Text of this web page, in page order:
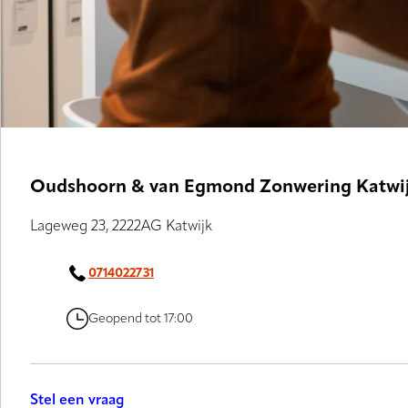
Oudshoorn & van Egmond Zonwering
Lageweg 23, 2222AG Katwijk
0714022731
Geopend tot 17:00
Stel een vraag